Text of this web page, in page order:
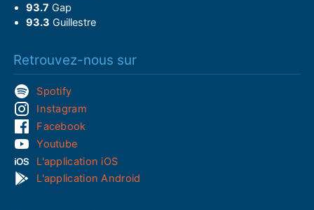
93.7 Gap
93.3 Guillestre
Retrouvez-nous sur
Spotify
Instagram
Facebook
Youtube
L'application iOS
L'application Android